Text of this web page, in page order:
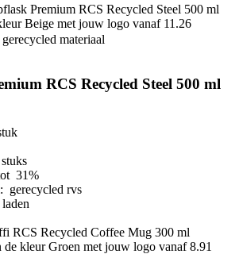
materiaal
RCS Recycled Steel 500 ml
31%
gerecycled rvs